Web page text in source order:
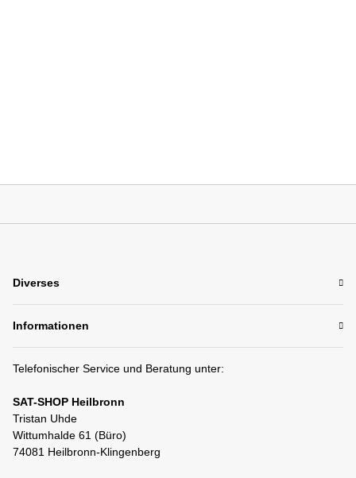
Diverses
Informationen
Telefonischer Service und Beratung unter:
SAT-SHOP Heilbronn
Tristan Uhde
Wittumhalde 61 (Büro)
74081 Heilbronn-Klingenberg